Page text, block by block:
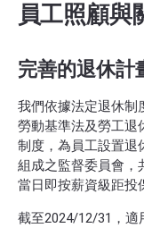
員工照顧與
完善的退休計
我們依據法定退休制
勞動基準法及勞工退
制度，為員工設置退
組成之監督委員會，
當日即按薪資級距投
截至2024/12/31，適